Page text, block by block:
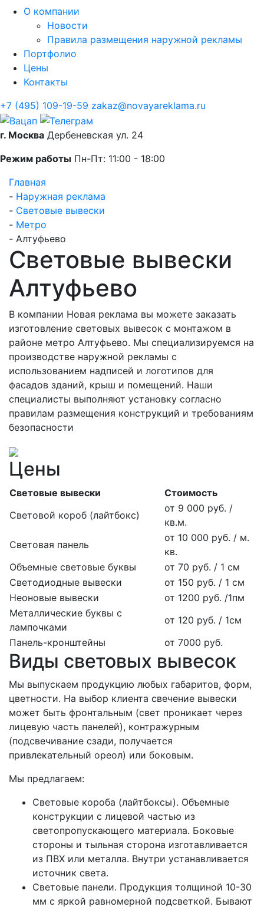
О компании
Новости
Правила размещения наружной рекламы
Портфолио
Цены
Контакты
+7 (495) 109-19-59 zakaz@novayareklama.ru
г. Москва Дербеневская ул. 24
Режим работы Пн-Пт: 11:00 - 18:00
Главная
- Наружная реклама
- Световые вывески
- Метро
- Алтуфьево
Световые вывески
Алтуфьево
В компании Новая реклама вы можете заказать
изготовление световых вывесок с монтажом в
районе метро Алтуфьево. Мы специализируемся на
производстве наружной рекламы с
использованием надписей и логотипов для
фасадов зданий, крыш и помещений. Наши
специалисты выполняют установку согласно
правилам размещения конструкций и требованиям
безопасности
Цены
Световые вывески
Стоимость
Световой короб (лайтбокс)
от 9 000 руб. /
кв.м.
Световая панель
от 10 000 руб. / м.
кв.
Объемные световые буквы
от 70 руб. / 1 см
Светодиодные вывески
от 150 руб. / 1 см
Неоновые вывески
от 1200 руб. /1пм
Металлические буквы с
лампочками
от 120 руб. / 1см
Панель-кронштейны
от 7000 руб.
Виды световых вывесок
Мы выпускаем продукцию любых габаритов, форм,
цветности. На выбор клиента свечение вывески
может быть фронтальным (свет проникает через
лицевую часть панелей), контражурным
(подсвечивание сзади, получается
привлекательный ореол) или боковым.
Мы предлагаем:
Световые короба (лайтбоксы). Объемные
конструкции с лицевой частью из
светопропускающего материала. Боковые
стороны и тыльная сторона изготавливается
из ПВХ или металла. Внутри устанавливается
источник света.
Световые панели. Продукция толщиной 10-30
мм с яркой равномерной подсветкой. Бывают